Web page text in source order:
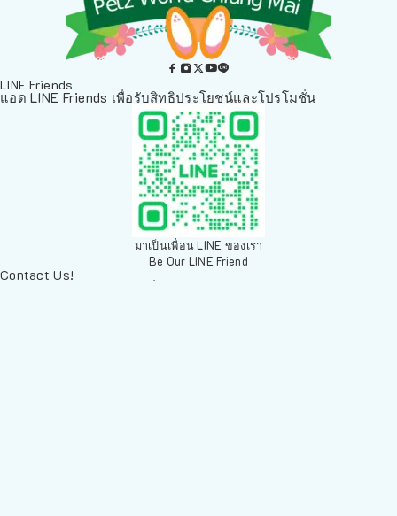
LINE Friends
แอด LINE Friends เพื่อรับสิทธิประโยชน์และโปรโมชั่น
มาเป็นเพื่อน LINE ของเรา
Be Our LINE Friend
Contact Us!